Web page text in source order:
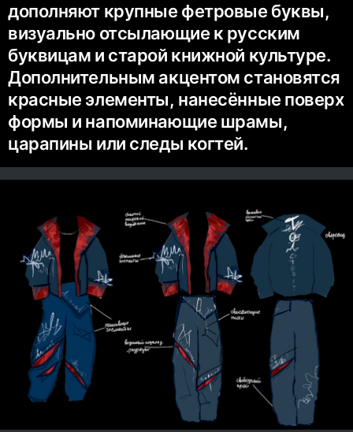
дополняют крупные фетровые буквы,
визуально отсылающие к русским
буквицам и старой книжной культуре.
Дополнительным акцентом становятся
красные элементы, нанесённые поверх
формы и напоминающие шрамы,
царапины или следы когтей.